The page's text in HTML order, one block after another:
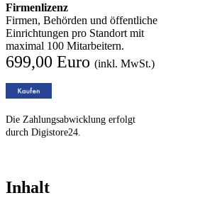
Firmenlizenz
Firmen, Behörden und öffentliche
Einrichtungen pro Standort mit
maximal 100 Mitarbeitern.
699,00 Euro (inkl. MwSt.)
Die Zahlungsabwicklung erfolgt
durch Digistore24.
Inhalt